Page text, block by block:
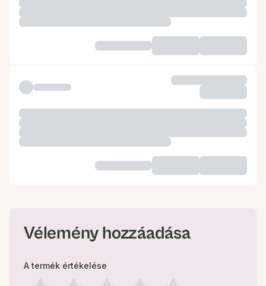
Vélemény hozzáadása
A termék értékelése